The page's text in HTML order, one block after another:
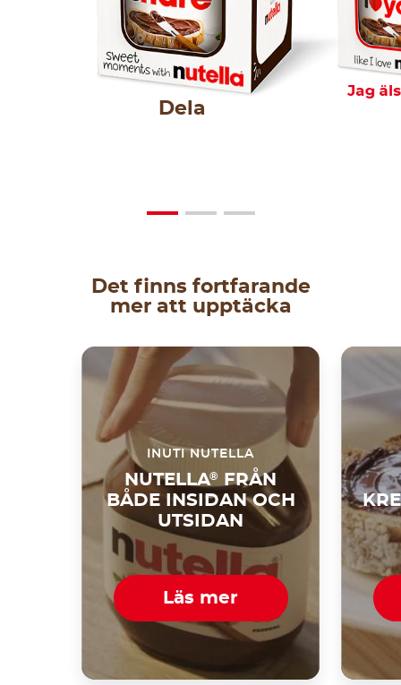
Dela
Jag
Det finns fortfarande
mer att upptäcka
INUTI NUTELLA
NUTELLA®
FRÅN
BÅDE INSIDAN OCH
UTSIDAN
Läs mer